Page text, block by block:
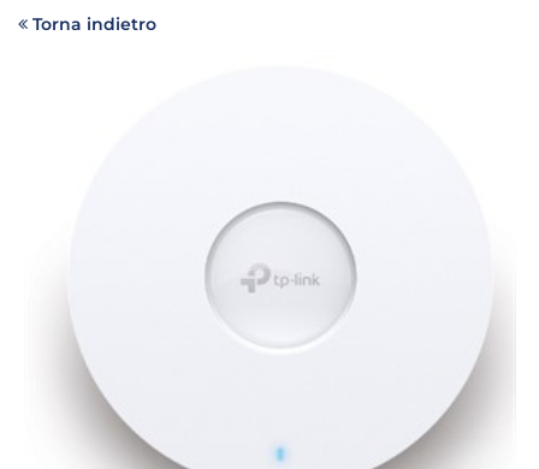
Torna indietro